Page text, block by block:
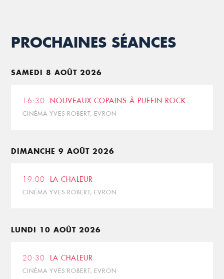
PROCHAINES SÉANCES
SAMEDI 8 AOÛT 2026
16:30 NOUVEAUX COPAINS À PUFFIN ROCK
CINÉMA YVES ROBERT, EVRON
DIMANCHE 9 AOÛT 2026
19:00 LA CHALEUR
CINÉMA YVES ROBERT, EVRON
LUNDI 10 AOÛT 2026
20:30 LA CHALEUR
CINÉMA YVES ROBERT, EVRON